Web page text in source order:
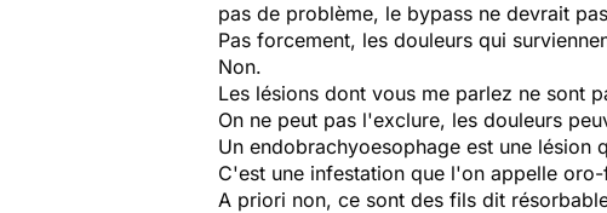
pas de problème, le bypass ne devrait
Pas forcement, les douleurs qui
Non.
Les lésions dont vous me parlez ne sont
On ne peut pas l'exclure, les douleurs
Un endobrachyoesophage est une
C'est une infestation que l'on appelle
A priori non, ce sont des fils dit